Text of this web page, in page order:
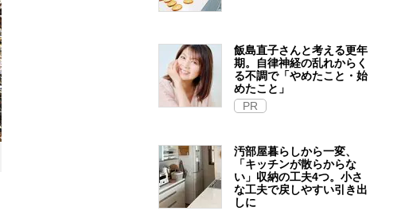
飯島直子さんと考える更年
期。自律神経の乱れからく
る不調で「やめたこと・始
めたこと」
PR
汚部屋暮らしから一変、
「キッチンが散らからな
い」収納の工夫4つ。小さ
な工夫で戻しやすい引き出
しに